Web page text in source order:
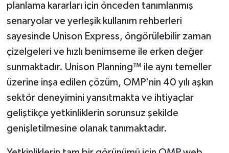
planlama kararları için önceden tanımlanmış
senaryolar ve yerleşik kullanım rehberleri
sayesinde Unison Express, öngörülebilir zaman
çizelgeleri ve hızlı benimseme ile erken değer
sunmaktadır. Unison Planning™ ile aynı temeller
üzerine inşa edilen çözüm, OMP'nin 40 yılı aşkın
sektör deneyimini yansıtmakta ve ihtiyaçlar
geliştikçe yetkinliklerin sorunsuz şekilde
genişletilmesine olanak tanımaktadır.